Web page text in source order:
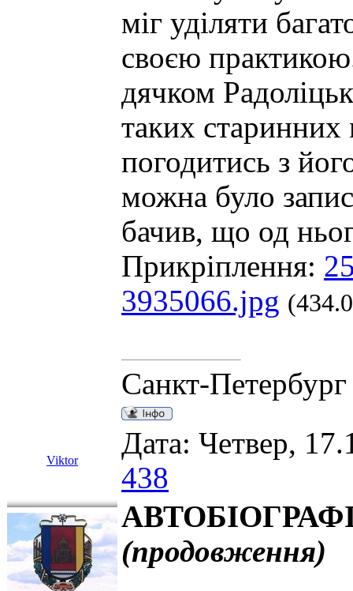
міг уділяти
своєю
дячком
таких старинних
погодитись з
можна було
бачив, що од
Прикріплення:
3935066.jpg
Санкт-Петербург
Viktor
Дата: Четвер,
438
(продовження)